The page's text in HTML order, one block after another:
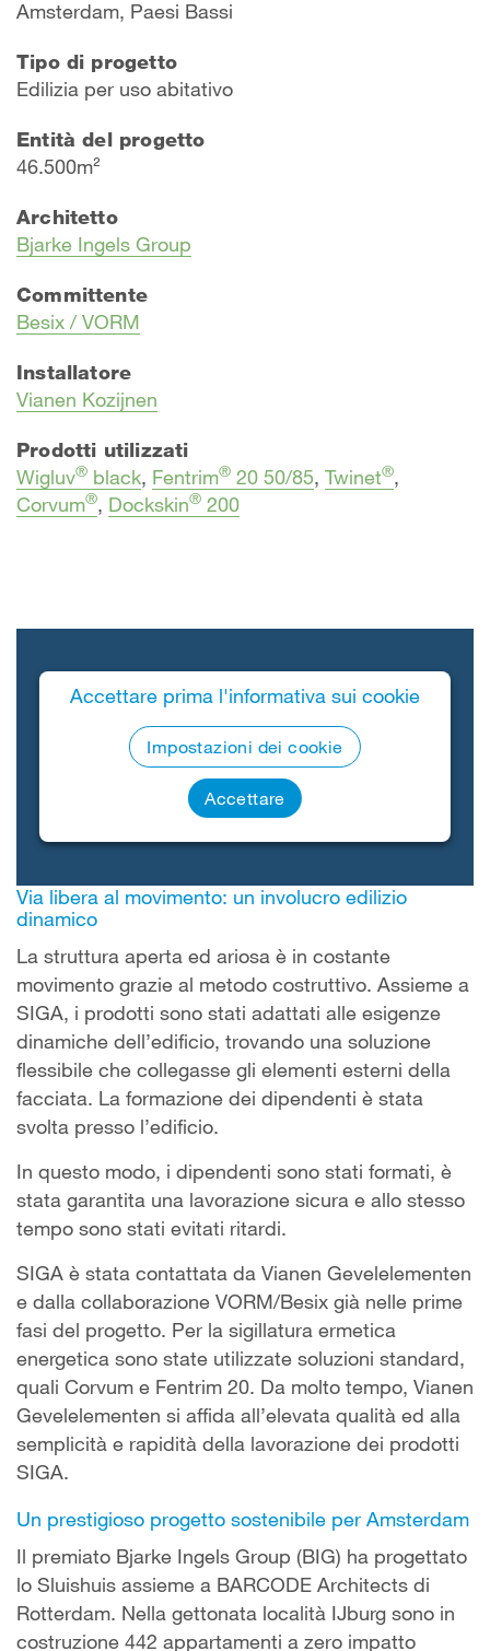
Amsterdam, Paesi Bassi
Tipo di progetto
Edilizia per uso abitativo
Entità del progetto
46.500m²
Architetto
Bjarke Ingels Group
Committente
Besix / VORM
Installatore
Vianen Kozijnen
Prodotti utilizzati
Wigluv® black, Fentrim® 20 50/85, Twinet®,
Corvum®, Dockskin® 200
Accettare prima l'informativa sui cookie
Impostazioni dei cookie
Accettare
Via libera al movimento: un involucro edilizio
dinamico
La struttura aperta ed ariosa è in costante
movimento grazie al metodo costruttivo. Assieme a
SIGA, i prodotti sono stati adattati alle esigenze
dinamiche dell’edificio, trovando una soluzione
flessibile che collegasse gli elementi esterni della
facciata. La formazione dei dipendenti è stata
svolta presso l’edificio.
In questo modo, i dipendenti sono stati formati, è
stata garantita una lavorazione sicura e allo stesso
tempo sono stati evitati ritardi.
SIGA è stata contattata da Vianen Gevelelementen
e dalla collaborazione VORM/Besix già nelle prime
fasi del progetto. Per la sigillatura ermetica
energetica sono state utilizzate soluzioni standard,
quali Corvum e Fentrim 20. Da molto tempo, Vianen
Gevelelementen si affida all’elevata qualità ed alla
semplicità e rapidità della lavorazione dei prodotti
SIGA.
Un prestigioso progetto sostenibile per Amsterdam
Il premiato Bjarke Ingels Group (BIG) ha progettato
lo Sluishuis assieme a BARCODE Architects di
Rotterdam. Nella gettonata località IJburg sono in
costruzione 442 appartamenti a zero impatto